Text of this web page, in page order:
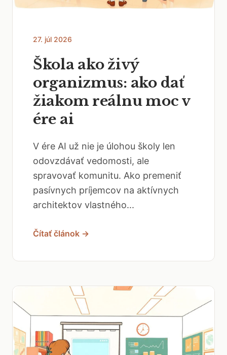
27. júl 2026
Škola ako živý
organizmus: ako dať
žiakom reálnu moc v
ére ai
V ére AI už nie je úlohou školy len
odovzdávať vedomosti, ale
spravovať komunitu. Ako premeniť
pasívnych príjemcov na aktívnych
architektov vlastného...
Čítať článok →